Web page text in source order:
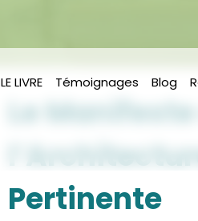
LE LIVRE Témoignages Blog
Le
Pertinente